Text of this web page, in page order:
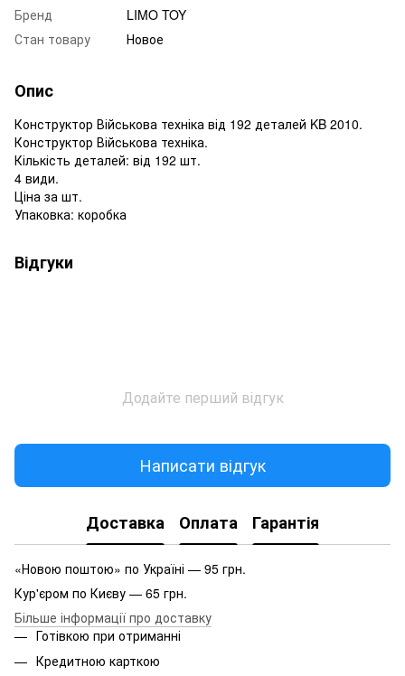
Бренд
LIMO TOY
Стан товару
Новое
Опис
Конструктор Військова техніка від 192 деталей KB 2010.
Конструктор Військова техніка.
Кількість деталей: від 192 шт.
4 види.
Ціна за шт.
Упаковка: коробка
Відгуки
Додайте перший відгук
Написати відгук
Доставка Оплата Гарантія
«Новою поштою» по Україні — 95 грн.
Кур'єром по Києву — 65 грн.
Більше інформації про доставку
Готівкою при отриманні
Кредитною карткою